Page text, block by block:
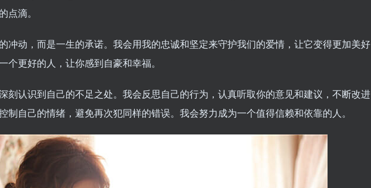
点滴。
冲动，而是一生的承诺。我会用我的忠诚和坚定来守护我们的爱情，让它变得更加美好
个更好的人，让你感到自豪和幸福。
刻认识到自己的不足之处。我会反思自己的行为，认真听取你的意见和建议，不断改进
制自己的情绪，避免再次犯同样的错误。我会努力成为一个值得信赖和依靠的人。